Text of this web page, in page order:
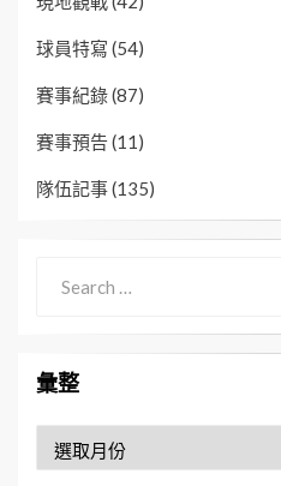
球員特寫 (54)
賽事紀錄(87)
賽事預告(11)
隊伍記事(135)
for:
彙整
整